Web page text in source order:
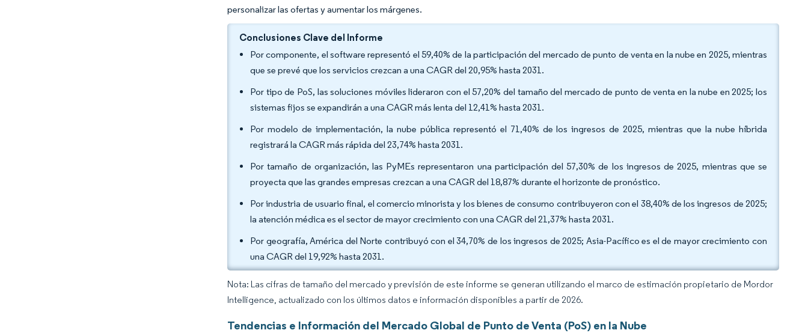
personalizar las ofertas y aumentar los márgenes.
Conclusiones Clave del Informe
Por componente, el software representó el 59,40% de la participación del mercado de punto de venta en la nube en 2025, mientras
que se prevé que los servicios crezcan a una CAGR del 20,95% hasta 2031.
Por tipo de PoS, las soluciones móviles lideraron con el 57,20% del tamaño del mercado de punto de venta en la nube en 2025; los
sistemas fijos se expandirán a una CAGR más lenta del 12,41% hasta 2031.
Por modelo de implementación, la nube pública representó el 71,40% de los ingresos de 2025, mientras que la nube híbrida
registrará la CAGR más rápida del 23,74% hasta 2031.
Por tamaño de organización, las PyMEs representaron una participación del 57,30% de los ingresos de 2025, mientras que se
proyecta que las grandes empresas crezcan a una CAGR del 18,87% durante el horizonte de pronóstico.
Por industria de usuario final, el comercio minorista y los bienes de consumo contribuyeron con el 38,40% de los ingresos de 2025;
la atención médica es el sector de mayor crecimiento con una CAGR del 21,37% hasta 2031.
Por geografía, América del Norte contribuyó con el 34,70% de los ingresos de 2025; Asia-Pacífico es el de mayor crecimiento con
una CAGR del 19,92% hasta 2031.
Nota: Las cifras de tamaño del mercado y previsión de este informe se generan utilizando el marco de estimación propietario de Mordor
Intelligence, actualizado con los últimos datos e información disponibles a partir de 2026.
Tendencias e Información del Mercado Global de Punto de Venta (PoS) en la Nube